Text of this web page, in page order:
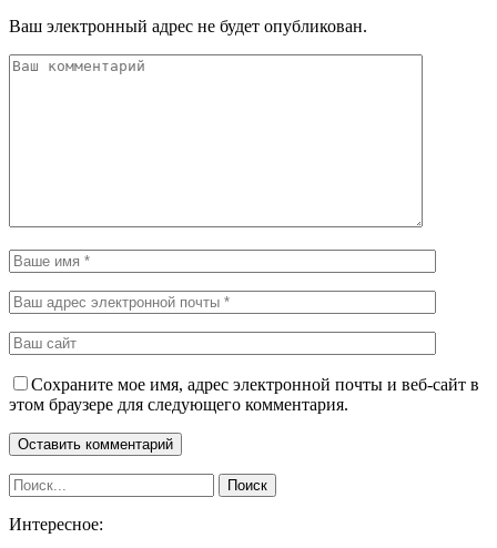
Ваш электронный адрес не будет опубликован.
Сохраните мое имя, адрес электронной почты и веб-сайт в
этом браузере для следующего комментария.
Интересное: